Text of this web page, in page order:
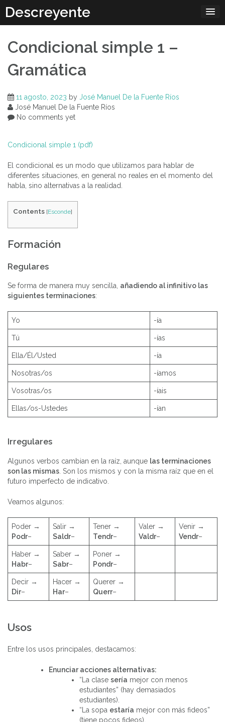
content
Descreyente
Condicional simple 1 –
Gramática
11 agosto, 2023 by José Manuel De la Fuente Ríos
José Manuel De la Fuente Ríos
No comments yet
Condicional simple 1 (pdf)
El condicional es un modo que utilizamos para hablar de
diferentes situaciones, en general no reales en el momento del
habla, sino alternativas a la realidad.
Contents [Esconde]
Formación
Regulares
Se forma de manera muy sencilla, añadiendo al infinitivo las
siguientes terminaciones:
Yo -ía
Tú -ías
Ella/Él/Usted -ía
Nosotras/os -íamos
Vosotras/os -íais
Ellas/os-Ustedes -ían
Irregulares
Algunos verbos cambian en la raíz, aunque las terminaciones
son las mismas . Son los mismos y con la misma raíz que en el
futuro imperfecto de indicativo.
Veamos algunos:
Poder →
Podr–
Salir →
Saldr–
Tener →
Tendr–
Valer →
Valdr–
Venir →
Vendr–
Haber →
Habr–
Saber →
Sabr–
Poner →
Pondr–
Decir →
Dir–
Hacer →
Har–
Querer →
Querr–
Usos
Entre los usos principales, destacamos:
Enunciar acciones alternativas:
“La clase sería mejor con menos
estudiantes” (hay demasiados
estudiantes).
“La sopa estaría mejor con más fideos”
(tiene pocos fideos).